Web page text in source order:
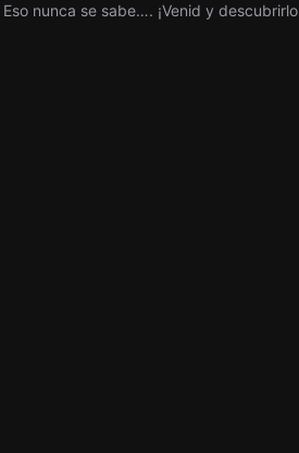
nunca se sabe…. ¡Venid y descubrirlo